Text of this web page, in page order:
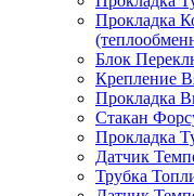
Прокладка
Блок
Крепление
Прокладка
Стакан
Прокладка
Датчик
Трубка